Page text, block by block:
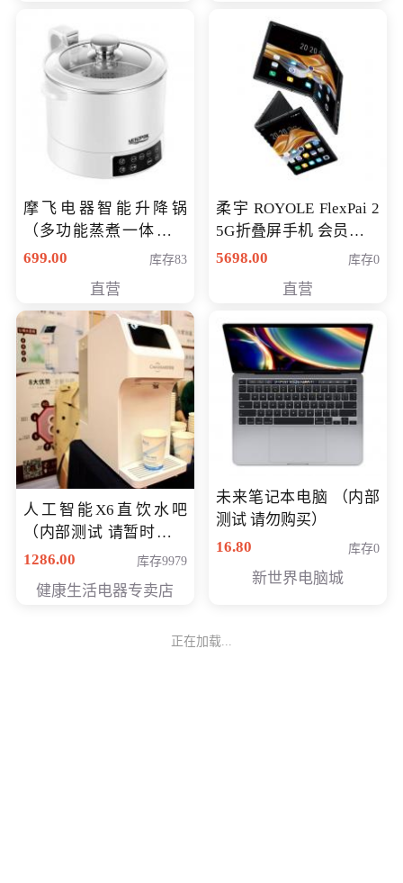
摩飞电器智能升降锅
（多功能蒸煮一体锅）
（智能升降养生锅） 会
699.00 库存83
直营
柔宇 ROYOLE FlexPai 2
5G折叠屏手机 会员专享
购买价格 4998元
5698.00 库存0
直营
人工智能X6直饮水吧
（内部测试 请暂时不要
购买）
1286.00 库存9979
健康生活电器专卖店
未来笔记本电脑 （内部
测试 请勿购买）
16.80
库存0
新世界电脑城
正在加载...